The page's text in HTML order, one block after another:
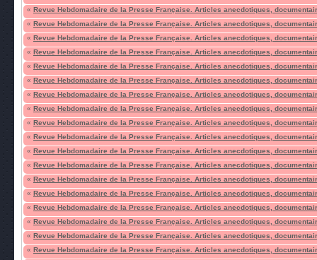
« Revue Hebdomadaire de la Presse Française. Articles anecdotiques,
« Revue Hebdomadaire de la Presse Française. Articles anecdotiques,
« Revue Hebdomadaire de la Presse Française. Articles anecdotiques,
« Revue Hebdomadaire de la Presse Française. Articles anecdotiques,
« Revue Hebdomadaire de la Presse Française. Articles anecdotiques,
« Revue Hebdomadaire de la Presse Française. Articles anecdotiques,
« Revue Hebdomadaire de la Presse Française. Articles anecdotiques,
« Revue Hebdomadaire de la Presse Française. Articles anecdotiques,
« Revue Hebdomadaire de la Presse Française. Articles anecdotiques,
« Revue Hebdomadaire de la Presse Française. Articles anecdotiques,
« Revue Hebdomadaire de la Presse Française. Articles anecdotiques,
« Revue Hebdomadaire de la Presse Française. Articles anecdotiques,
« Revue Hebdomadaire de la Presse Française. Articles anecdotiques,
« Revue Hebdomadaire de la Presse Française. Articles anecdotiques,
« Revue Hebdomadaire de la Presse Française. Articles anecdotiques,
« Revue Hebdomadaire de la Presse Française. Articles anecdotiques,
« Revue Hebdomadaire de la Presse Française. Articles anecdotiques,
« Revue Hebdomadaire de la Presse Française. Articles anecdotiques,